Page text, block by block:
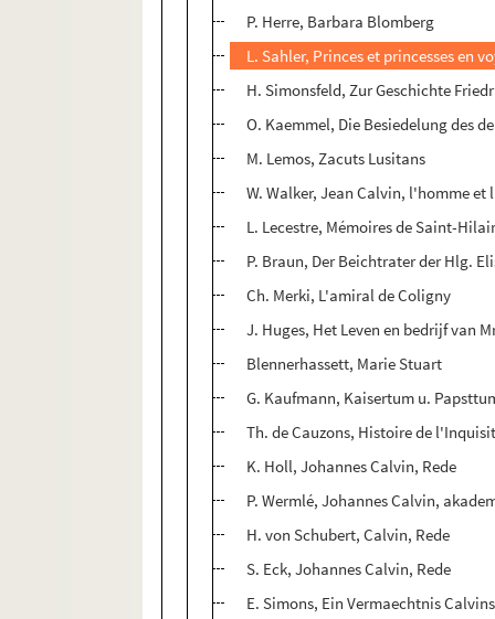
P. Herre, Barbara Blomberg
L. Sahler, Princes et princesses en
H. Simonsfeld, Zur Geschichte
O. Kaemmel, Die Besiedelung des
M. Lemos, Zacuts Lusitans
W. Walker, Jean Calvin, l'homme et
L. Lecestre, Mémoires de Saint-
P. Braun, Der Beichtrater der Hlg.
Ch. Merki, L'amiral de Coligny
J. Huges, Het Leven en bedrijf van
Blennerhassett, Marie Stuart
G. Kaufmann, Kaisertum u.
Th. de Cauzons, Histoire de
K. Holl, Johannes Calvin, Rede
P. Wermlé, Johannes Calvin,
H. von Schubert, Calvin, Rede
S. Eck, Johannes Calvin, Rede
E. Simons, Ein Vermaechtnis Calvins